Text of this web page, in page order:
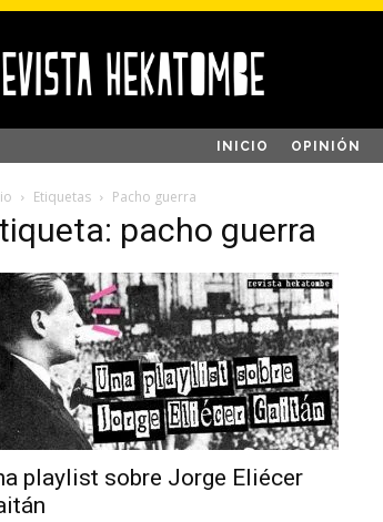
INICIO OPINIÓN
Etiquetas Pacho guerra
pacho guerra
playlist sobre Jorge Eliécer